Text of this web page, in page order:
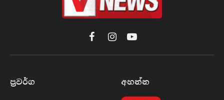
FacebookInstagramYouTube
ප්‍රවර්​ග අහන්​න